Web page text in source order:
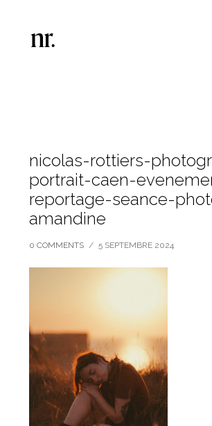
nicolas-rottiers-
portrait-caen-
reportage-seance-
amandine
0 COMMENTS / 5 SEPTEMBRE 2024